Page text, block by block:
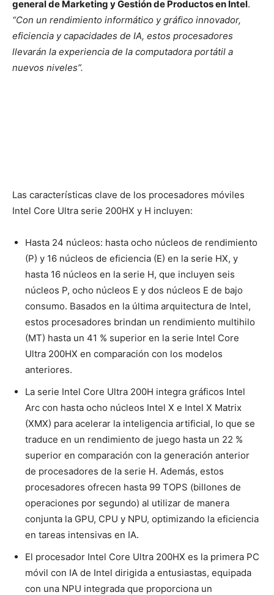
general de Marketing y Gestión de Productos en Intel.
“Con un rendimiento informático y gráfico innovador,
eficiencia y capacidades de IA, estos procesadores
llevarán la experiencia de la computadora portátil a
nuevos niveles”.
Las características clave de los procesadores móviles
Intel Core Ultra serie 200HX y H incluyen:
Hasta 24 núcleos: hasta ocho núcleos de rendimiento
(P) y 16 núcleos de eficiencia (E) en la serie HX, y
hasta 16 núcleos en la serie H, que incluyen seis
núcleos P, ocho núcleos E y dos núcleos E de bajo
consumo. Basados en la última arquitectura de Intel,
estos procesadores brindan un rendimiento multihilo
(MT) hasta un 41 % superior en la serie Intel Core
Ultra 200HX en comparación con los modelos
anteriores.
La serie Intel Core Ultra 200H integra gráficos Intel
Arc con hasta ocho núcleos Intel X e Intel X Matrix
(XMX) para acelerar la inteligencia artificial, lo que se
traduce en un rendimiento de juego hasta un 22 %
superior en comparación con la generación anterior
de procesadores de la serie H. Además, estos
procesadores ofrecen hasta 99 TOPS (billones de
operaciones por segundo) al utilizar de manera
conjunta la GPU, CPU y NPU, optimizando la eficiencia
en tareas intensivas en IA.
El procesador Intel Core Ultra 200HX es la primera PC
móvil con IA de Intel dirigida a entusiastas, equipada
con una NPU integrada que proporciona un